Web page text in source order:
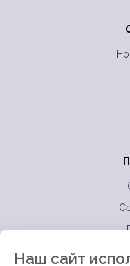
Наш сайт